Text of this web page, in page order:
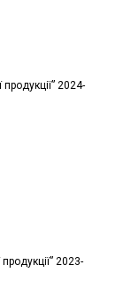
2024-
2023-